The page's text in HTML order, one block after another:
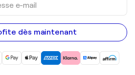
dès maintenant